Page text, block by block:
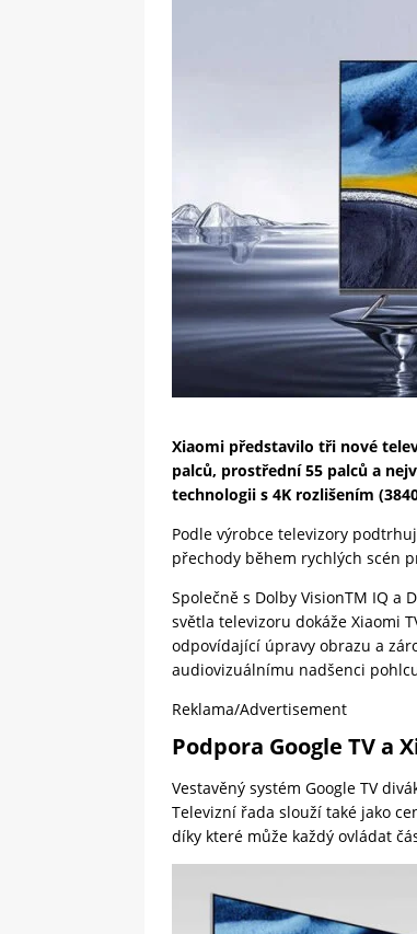
Xiaomi představilo tři nové
palců, prostřední 55 palců a
technologii s 4K rozlišením
Podle výrobce televizory
přechody během rychlých scén
Společně s Dolby VisionTM IQ a
světla televizoru dokáže Xiaomi
odpovídající úpravy obrazu a
audiovizuálnímu nadšenci
Reklama/Advertisement
Podpora Google TV a
Vestavěný systém Google TV
Televizní řada slouží také jako
díky které může každý ovládat